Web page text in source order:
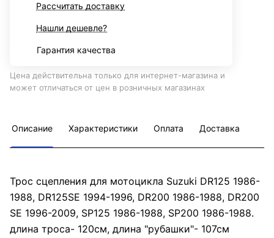
Рассчитать доставку
Нашли дешевле?
Гарантия качества
Цена действительна только для интернет-магазина и
может отличаться от цен в розничных магазинах
Описание Характеристики Оплата Доставка
Трос сцепления для мотоцикла Suzuki DR125 1986-
1988, DR125SE 1994-1996, DR200 1986-1988, DR200
SE 1996-2009, SP125 1986-1988, SP200 1986-1988.
длина троса- 120см, длина "рубашки"- 107см